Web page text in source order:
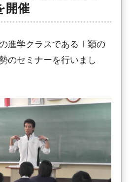
開催
進学クラスであるⅠ類の
のセミナーを行いまし